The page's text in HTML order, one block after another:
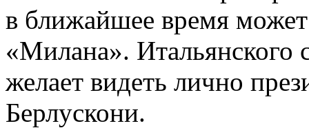
в ближайшее время
«Милана». Итальянского
желает видеть лично
Берлускони.